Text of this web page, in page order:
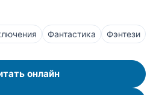
Фантастика Фэнтези
онлайн